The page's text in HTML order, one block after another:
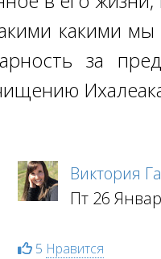
какими
за
Виктория
Пт 26
5 Нравится